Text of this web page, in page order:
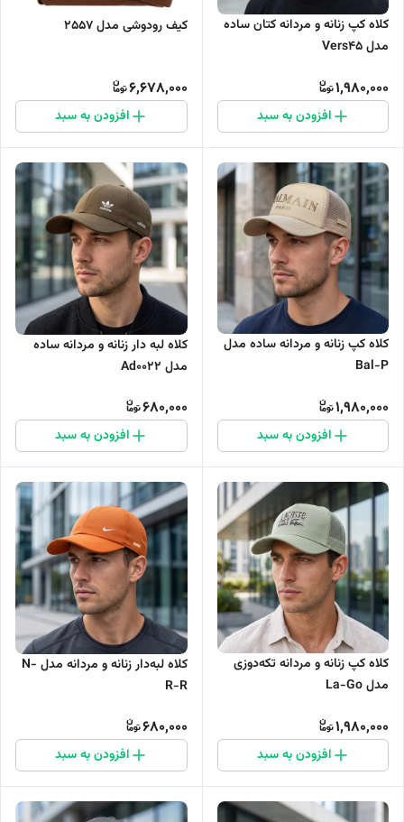
کلاه کپ زنانه و مردانه کتان ساده
مدل Vers45
1,980,000
افزودن به سبد
کیف رودوشی مدل 2557
6,678,000
افزودن به سبد
کلاه کپ زنانه و مردانه ساده مدل
Bal-P
1,980,000
افزودن به سبد
کلاه لبه دار زنانه و مردانه ساده
مدل Ad0022
680,000
افزودن به سبد
کلاه کپ زنانه و مردانه تکه‌دوزی
مدل La-Go
1,980,000
افزودن به سبد
کلاه لبه‌دار زنانه و مردانه مدل N-
R-R
680,000
افزودن به سبد